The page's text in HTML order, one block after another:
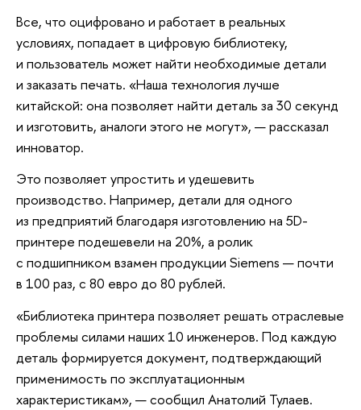
Все, что оцифровано и работает в реальных
условиях, попадает в цифровую библиотеку,
и пользователь может найти необходимые детали
и заказать печать. «Наша технология лучше
китайской: она позволяет найти деталь за 30 секунд
и изготовить, аналоги этого не могут», — рассказал
инноватор.
Это позволяет упростить и удешевить
производство. Например, детали для одного
из предприятий благодаря изготовлению на 5D-
принтере подешевели на 20%, а ролик
с подшипником взамен продукции Siemens — почти
в 100 раз, с 80 евро до 80 рублей.
«Библиотека принтера позволяет решать отраслевые
проблемы силами наших 10 инженеров. Под каждую
деталь формируется документ, подтверждающий
применимость по эксплуатационным
характеристикам», — сообщил Анатолий Тулаев.